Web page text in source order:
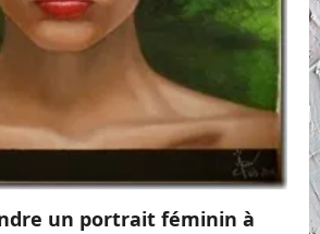
un portrait féminin à